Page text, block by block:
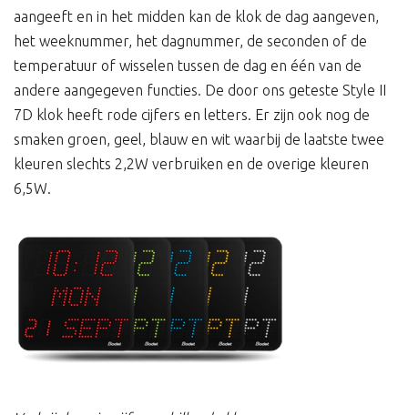
aangeeft en in het midden kan de klok de dag aangeven,
het weeknummer, het dagnummer, de seconden of de
temperatuur of wisselen tussen de dag en één van de
andere aangegeven functies. De door ons geteste Style II
7D klok heeft rode cijfers en letters. Er zijn ook nog de
smaken groen, geel, blauw en wit waarbij de laatste twee
kleuren slechts 2,2W verbruiken en de overige kleuren
6,5W.